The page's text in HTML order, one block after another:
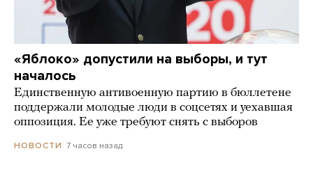
«Яблоко» допустили на выборы, и тут
началось
Единственную антивоенную партию в бюллетене
поддержали молодые люди в соцсетях и уехавшая
оппозиция. Ее уже требуют снять с выборов
НОВОСТИ 7 часов назад